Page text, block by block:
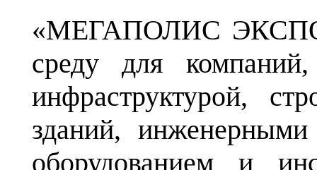
«МЕГАПОЛИС
среду для
инфраструктурой,
зданий,
оборудованием и